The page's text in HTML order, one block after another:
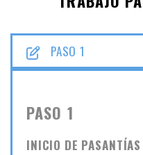
PASO 1
PASO 1
INICIO DE PASANTÍAS